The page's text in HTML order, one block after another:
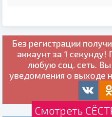
Без регистрации
аккаунт за 1 секунду!
любую соц. сеть.
уведомления о выходе
Смотреть